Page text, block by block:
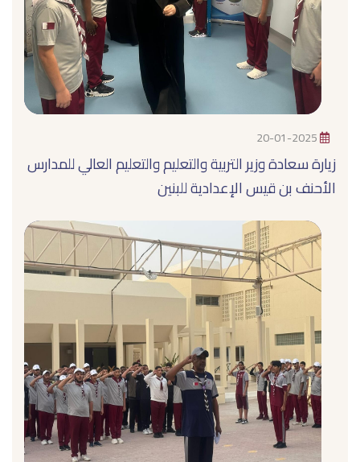
20-01-2025
زيارة سعادة وزير التربية والتعليم والتعليم العالي للمدارس
الأحنف بن قيس الإعدادية للبنين